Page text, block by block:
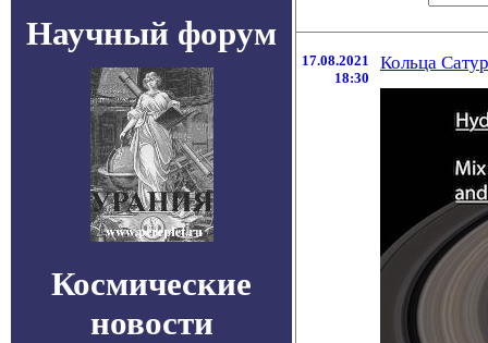
Научный форум
Космические
новости
17.08.2021
18:30
Кольца